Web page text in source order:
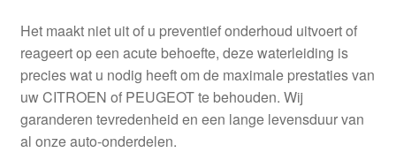
Het maakt niet uit of u preventief onderhoud uitvoert of
reageert op een acute behoefte, deze waterleiding is
precies wat u nodig heeft om de maximale prestaties van
uw CITROEN of PEUGEOT te behouden. Wij
garanderen tevredenheid en een lange levensduur van
al onze auto-onderdelen.